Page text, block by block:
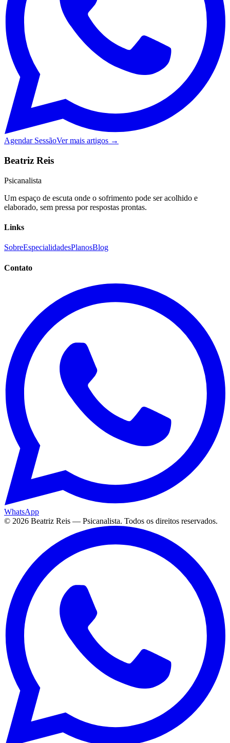
Agendar SessãoVer mais artigos →
Beatriz Reis
Psicanalista
Um espaço de escuta onde o sofrimento pode ser acolhido e
elaborado, sem pressa por respostas prontas.
Links
SobreEspecialidadesPlanosBlog
Contato
WhatsApp
© 2026 Beatriz Reis — Psicanalista. Todos os direitos reservados.